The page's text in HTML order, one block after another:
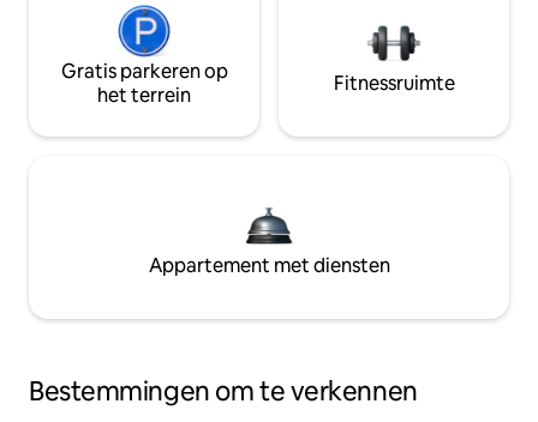
Gratis parkeren op
het terrein
Fitnessruimte
Appartement met diensten
Bestemmingen om te verkennen